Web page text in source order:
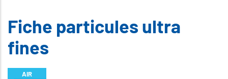
Fiche particules ultra
fines
AIR